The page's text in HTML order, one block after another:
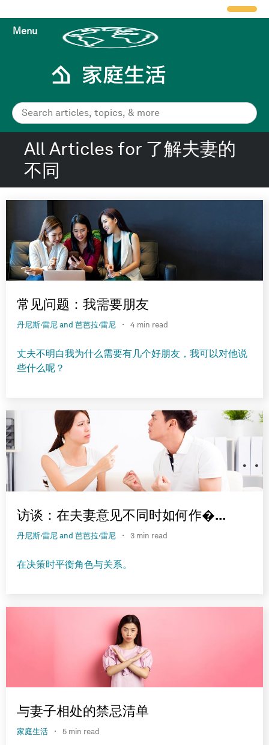
Menu
All Articles for 了解夫妻的
不同
常见问题：我需要朋友
丹尼斯·雷尼 and 芭芭拉·雷尼 · 4 min read
丈夫不明白我为什么需要有几个好朋友，我可以对他说
些什么呢？
访谈：在夫妻意见不同时如何作�...
丹尼斯·雷尼 and 芭芭拉·雷尼 · 3 min read
在决策时平衡角色与关系。
与妻子相处的禁忌清单
家庭生活 · 5 min read